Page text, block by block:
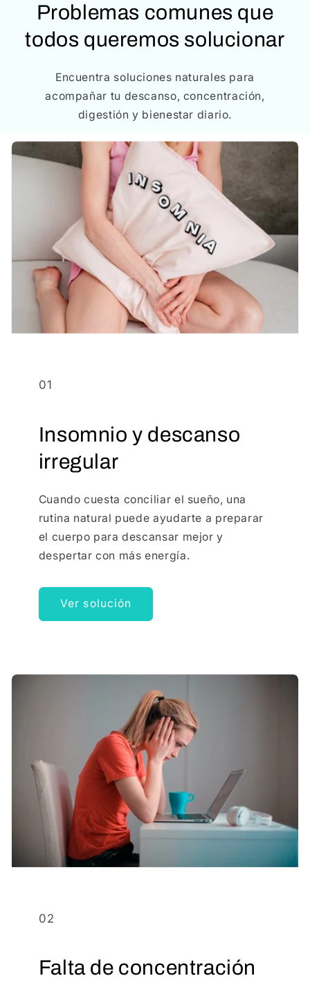
Problemas comunes que
todos queremos solucionar
Encuentra soluciones naturales para
acompañar tu descanso, concentración,
digestión y bienestar diario.
01
Insomnio y descanso
irregular
Cuando cuesta conciliar el sueño, una
rutina natural puede ayudarte a preparar
el cuerpo para descansar mejor y
despertar con más energía.
Ver solución
02
Falta de concentración